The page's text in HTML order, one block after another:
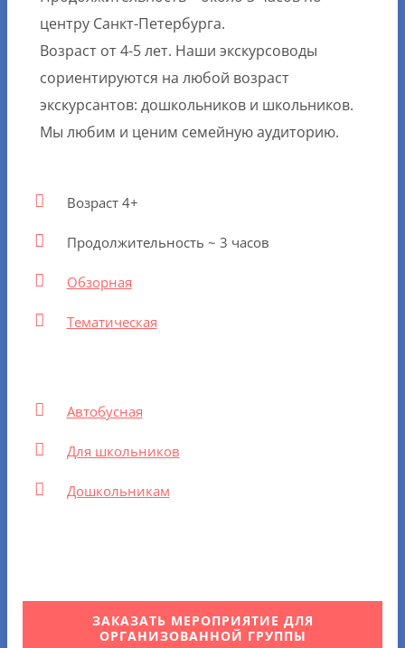
центру Санкт-Петербурга.
Возраст от 4-5 лет. Наши экскурсоводы
сориентируются на любой возраст
экскурсантов: дошкольников и школьников.
Мы любим и ценим семейную аудиторию.
Возраст 4+
Продолжительность ~ 3 часов
Обзорная
Тематическая
Автобусная
Для школьников
Дошкольникам
ЗАКАЗАТЬ МЕРОПРИЯТИЕ ДЛЯ
ОРГАНИЗОВАННОЙ ГРУППЫ